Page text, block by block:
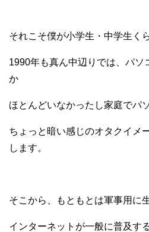
それこそ僕が小学生・中学生く
1990年も真ん中辺りでは、 パソ
か
ほとんどいなかったし家庭でパ
ちょっと暗い感じのオタクイメ
します。
そこから、もともとは軍事用に
インターネットが一般に普及す